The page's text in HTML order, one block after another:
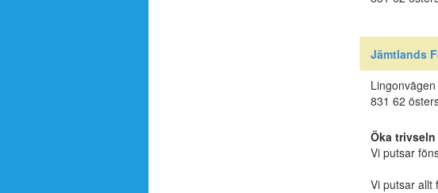
Jämtlands
Lingonvägen
831 62
Öka
Vi putsar
Vi putsar allt